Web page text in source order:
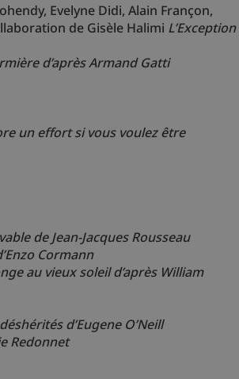
Evelyne Didi, Alain Françon,
de Gisèle Halimi L’Exception
d’après Armand Gatti
un effort si vous voulez être
de Jean-Jacques Rousseau
Cormann
au vieux soleild’après William
d’Eugene O’Neill
Redonnet